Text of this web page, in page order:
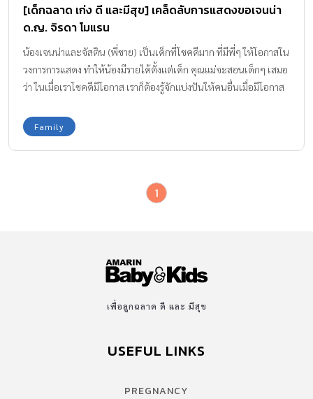
[เด็กฉลาด เก่ง ดี และมีสุข] เคล็ดลับการแสดงขอเจนน่า
ด.ญ. จิรดา โมแรน
น้องเจนน่าและจัสติน (พี่ชาย) เป็นเด็กที่โชคดีมาก ที่มีพี่ๆ ให้โอกาสใน
วงการการแสดง ทำให้น้องมีรายได้ตั้งแต่เด็ก คุณแม่จะสอนเด็กๆ เสมอ
ว่า ในเมื่อเราโชคดีมีโอกาส เราก็ต้องรู้จักแบ่งปันให้คนอื่นเมื่อมีโอกาส
Family
1
เพื่อลูกฉลาด ดี และ มีสุข
USEFUL LINKS
PREGNANCY